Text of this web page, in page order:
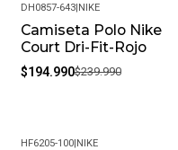
-19%
DH0857-643|NIKE
Camiseta Polo Nike
Court Dri-Fit-Rojo
$194.990$239.990
HF6205-100|NIKE